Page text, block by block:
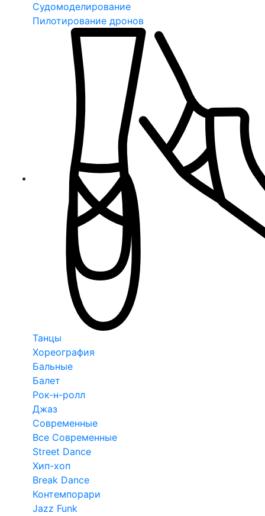
Судомоделирование
Пилотирование дронов
Танцы
Хореография
Бальные
Балет
Рок-н-ролл
Джаз
Современные
Все Современные
Street Dance
Хип-хоп
Break Dance
Контемпорари
Jazz Funk